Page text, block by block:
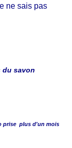
ne sais pas
du savon
prise plus d'un mois